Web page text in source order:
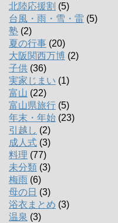
北陸応援割 (5)
台風・雨・雪・雷 (5)
塾 (2)
夏の行事 (20)
大阪関西万博 (2)
子供 (36)
実家じまい (1)
富山 (22)
富山県旅行 (5)
年末・年始 (23)
引越し (2)
成人式 (3)
料理 (77)
未分類 (3)
梅雨 (6)
母の日 (3)
浴衣まとめ (3)
温泉 (3)